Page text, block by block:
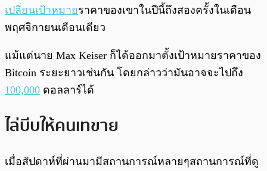
เปลี่ยนเป้าหมายราคาของเขาในปีนี้ถึงสองครั้งในเดือน
พฤศจิกายนเดือนเดียว
แม้แต่นาย Max Keiser ก็ได้ออกมาตั้งเป้าหมายราคาของ
Bitcoin ระยะยาวเช่นกัน โดยกล่าวว่ามันอาจจะไปถึง
100,000 ดอลลาร์ได้
ไล่บีบให้คนเทขาย
เมื่อสัปดาห์ที่ผ่านมามีสถานการณ์หลายๆสถานการณ์ที่ดู